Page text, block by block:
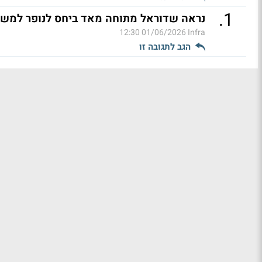
1
. נראה שדוראל מתוחה מאד ביחס לנופר
Infra
01/06/2026 12:30
הגב לתגובה זו